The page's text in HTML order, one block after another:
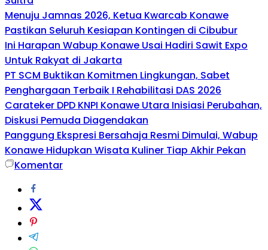
Menuju Jamnas 2026, Ketua Kwarcab Konawe
Pastikan Seluruh Kesiapan Kontingen di Cibubur
Ini Harapan Wabup Konawe Usai Hadiri Sawit Expo
Untuk Rakyat di Jakarta
PT SCM Buktikan Komitmen Lingkungan, Sabet
Penghargaan Terbaik I Rehabilitasi DAS 2026
Carateker DPD KNPI Konawe Utara Inisiasi Perubahan,
Diskusi Pemuda Diagendakan
Panggung Ekspresi Bersahaja Resmi Dimulai, Wabup
Konawe Hidupkan Wisata Kuliner Tiap Akhir Pekan
Komentar